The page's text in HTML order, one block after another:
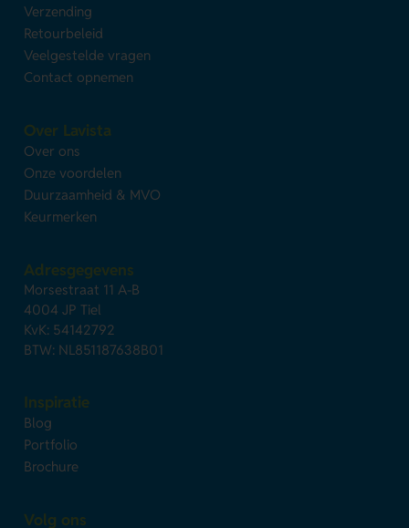
Verzending
Retourbeleid
Veelgestelde vragen
Contact opnemen
Over Lavista
Over ons
Onze voordelen
Duurzaamheid & MVO
Keurmerken
Adresgegevens
Morsestraat 11 A-B
4004 JP Tiel
KvK: 54142792
BTW: NL851187638B01
Inspiratie
Blog
Portfolio
Brochure
Volg ons